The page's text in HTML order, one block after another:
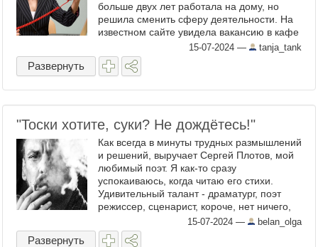
больше двух лет работала на дому, но
решила сменить сферу деятельности. На
известном сайте увидела вакансию в кафе
– требовался менеджер в службу доставки.
У меня был похожий опыт ...
15-07-2024 — tanja_tank
Развернуть
"Тоски хотите, суки? Не дождётесь!"
Как всегда в минуты трудных размышлений
и решений, выручает Сергей Плотов, мой
любимый поэт. Я как-то сразу
успокаиваюсь, когда читаю его стихи.
Удивительный талант - драматург, поэт
режиссер, сценарист, короче, нет ничего,
связанного со словом, ему ...
15-07-2024 — belan_olga
Развернуть